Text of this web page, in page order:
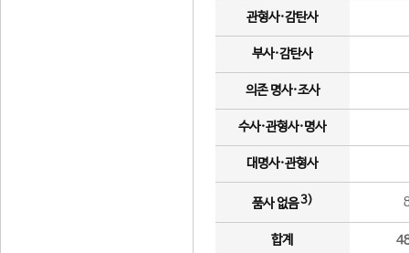
관형사·감탄사
부사·감탄사
의존 명사·조사
수사·관형사·명사
대명사·관형사
품사 없음3)
합계